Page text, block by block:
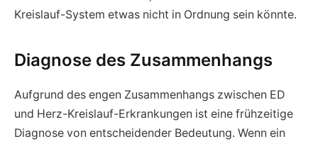
Kreislauf-System etwas nicht in Ordnung sein könnte.
Diagnose des Zusammenhangs
Aufgrund des engen Zusammenhangs zwischen ED
und Herz-Kreislauf-Erkrankungen ist eine frühzeitige
Diagnose von entscheidender Bedeutung. Wenn ein